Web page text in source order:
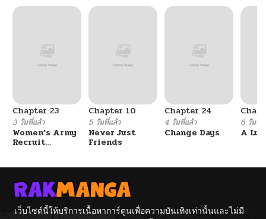
Chapter 23
3 วันที่แล้ว
Women’s Army
Recruit
Chapter 10
5 วันที่แล้ว
Never Just
Friends
Chapter 24
4 วันที่แล้ว
Change Days
6 วันที่
A
เว็บไซต์นี้ให้บริการเนื้อหาการ์ตูนเพื่อความบันเทิงเท่านั้นและไม่มี